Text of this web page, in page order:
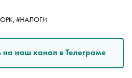
#НАЛОГИ
на наш канал в Телеграме